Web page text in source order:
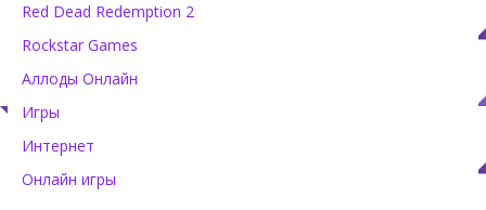
Red Dead Redemption 2
Rockstar Games
Аллоды Онлайн
Игры
Интернет
Онлайн игры